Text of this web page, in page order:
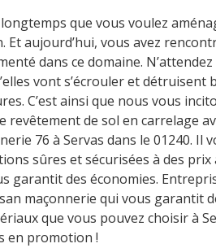
que vous voulez
Et aujourd’hui, vous avez
dans ce domaine.
vont s’écrouler et détruisent
C’est ainsi que nous vous
revêtement de sol en carrelage
76 à Servas dans le 01240. Il
sûres et sécurisées à des
garantit des économies.
maçonnerie qui vous garantit
que vous pouvez choisir à
en promotion !